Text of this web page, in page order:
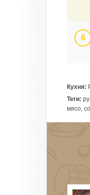
Кухня:
Теги:
мясо,